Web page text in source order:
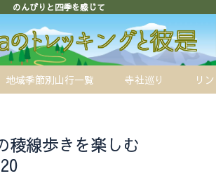
のんびりと四季を感じて
地域季節別山行一覧 寺社巡り リ
稜線歩きを楽しむ